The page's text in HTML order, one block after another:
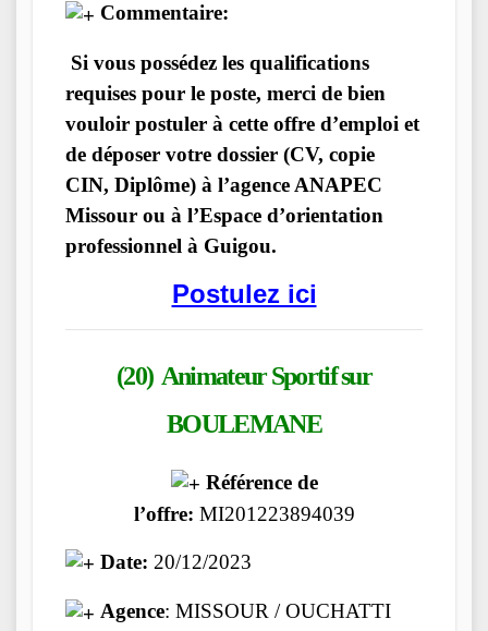
Commentaire:
Si vous possédez les qualifications
requises pour le poste, merci de bien
vouloir postuler à cette offre d’emploi et
de déposer votre dossier (CV, copie
CIN, Diplôme) à l’agence ANAPEC
Missour ou à l’Espace d’orientation
professionnel à Guigou.
Postulez ici
(20) Animateur Sportifsur
BOULEMANE
Référence de
l’offre: MI201223894039
Date: 20/12/2023
Agence: MISSOUR / OUCHATTI